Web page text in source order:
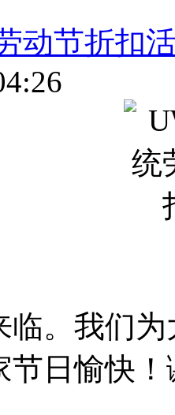
动节折扣
临。我们
节日愉快！